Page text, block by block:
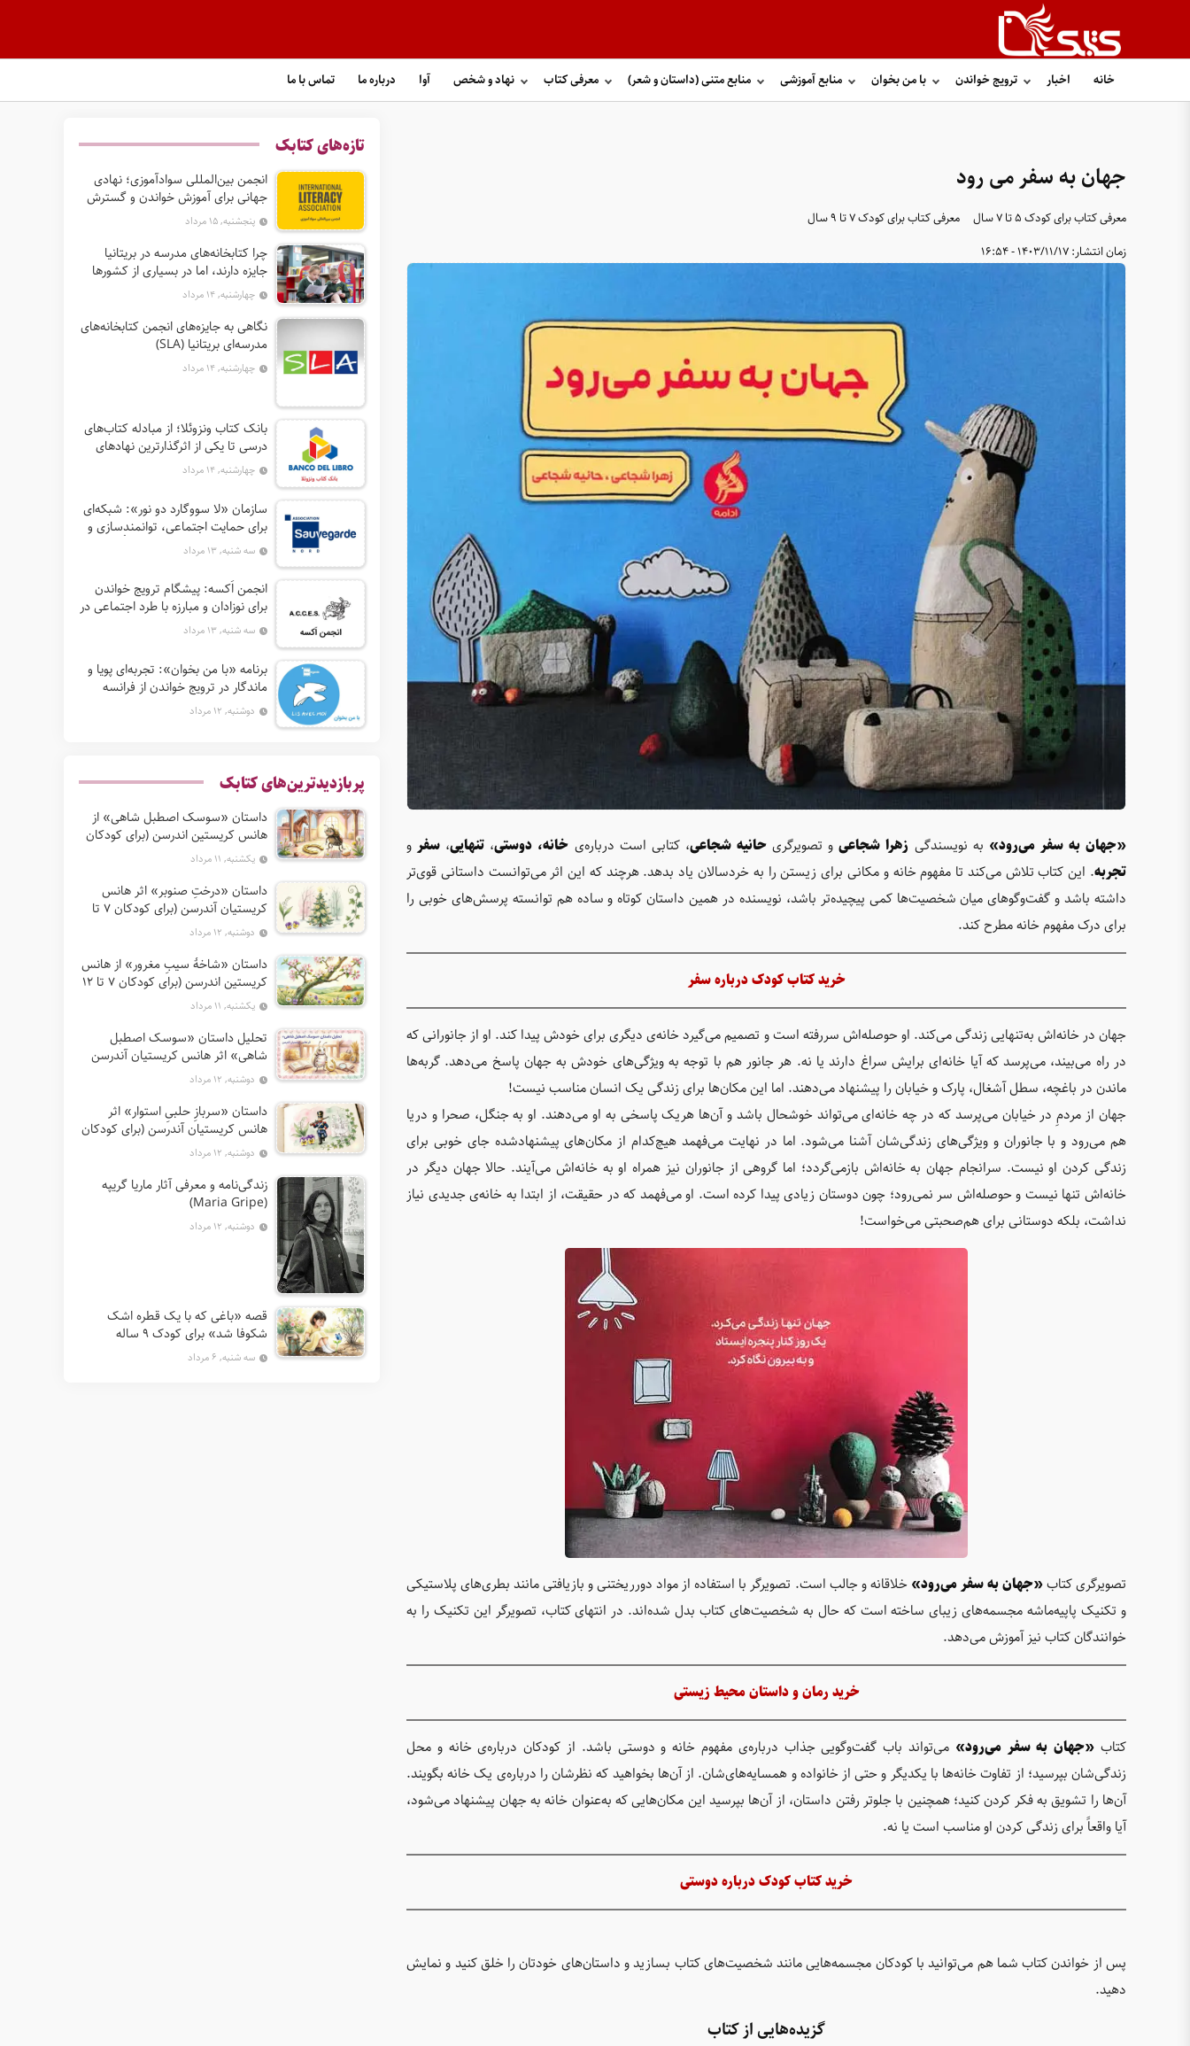
خانه اخبار ترویج خواندن با من بخوان منابع آموزشی منابع متنی (داستان و شعر) معرفی کتاب نهاد و شخص آوا درباره ما تماس با ما
جهان به سفر می رود
معرفی کتاب برای کودک ۵ تا ۷ سال
معرفی کتاب برای کودک ۷ تا ۹ سال
زمان انتشار:1403/11/17 - 16:54
«جهان به سفر می‌رود» به نویسندگی زهرا شجاعیو تصویرگریحانیه شجاعی، کتابی است درباره‌ی خانه، دوستی، تنهایی، سفرو
تجربه. این کتاب تلاش می‌کند تا مفهوم خانه و مکانی برای زیستن را به خردسالان یاد بدهد. هرچند که این اثر می‌توانست داستانی قوی‌تر
داشته باشد و گفت‌وگوهای میان شخصیت‌ها کمی پیچیده‌تر باشد، نویسنده در همین داستان کوتاه و ساده هم توانسته پرسش‌های خوبی را
برای درک مفهوم خانه مطرح کند.
خرید کتاب کودک درباره سفر
جهان در خانه‌اش به‌تنهایی زندگی می‌کند. او حوصله‌اش سررفته است و تصمیم می‌گیرد خانه‌ی دیگری برای خودش پیدا کند. او از جانورانی که
در راه می‌بیند، می‌پرسد که آیا خانه‌ای برایش سراغ دارند یا نه. هر جانور هم با توجه به ویژگی‌های خودش به جهان پاسخ می‌دهد. گربه‌ها
ماندن در باغچه، سطل آشغال، پارک و خیابان را پیشنهاد می‌دهند. اما این مکان‌ها برای زندگی یک انسان مناسب نیست!
جهان از مردمِ در خیابان می‌پرسد که در چه خانه‌ای می‌تواند خوشحال باشد و آن‌ها هریک پاسخی به او می‌دهند. او به جنگل، صحرا و دریا
هم می‌رود و با جانوران و ویژگی‌های زندگی‌شان آشنا می‌شود. اما در نهایت می‌فهمد هیچ‌کدام از مکان‌های پیشنهادشده جای خوبی برای
زندگی کردن او نیست. سرانجام جهان به خانه‌اش بازمی‌گردد؛ اما گروهی از جانوران نیز همراه او به خانه‌اش می‌آیند. حالا جهان دیگر در
خانه‌اش تنها نیست و حوصله‌اش سر نمی‌رود؛ چون دوستان زیادی پیدا کرده است. او می‌فهمد که در حقیقت، از ابتدا به خانه‌ی جدیدی نیاز
نداشت، بلکه دوستانی برای هم‌صحبتی می‌خواست!
تصویرگری کتاب«جهان به سفر می‌رود»خلاقانه و جالب است. تصویرگر با استفاده از مواد دورریختنی و بازیافتی مانند بطری‌های پلاستیکی
و تکنیک پاپیه‌ماشه مجسمه‌های زیبای ساخته است که حال به شخصیت‌های کتاب بدل شده‌اند. در انتهای کتاب، تصویرگر این تکنیک را به
خوانندگان کتاب نیز آموزش می‌دهد.
خرید رمان و داستان محیط زیستی
کتاب «جهان به سفر می‌رود» می‌تواند باب گفت‌‌وگویی جذاب درباره‌ی مفهوم خانه و دوستی باشد. از کودکان درباره‌ی خانه و محل
زندگی‌شان بپرسید؛ از تفاوت خانه‌ها با یکدیگر و حتی از خانواده و همسایه‌های‌شان. از آن‌ها بخواهید که نظرشان را درباره‌ی یک خانه بگویند.
آن‌ها را تشویق به فکر کردن کنید؛ همچنین با جلوتر رفتن داستان، از آن‌ها بپرسید این مکان‌هایی که به‌عنوان خانه به جهان پیشنهاد می‌شود،
آیا واقعاً برای زندگی کردن او مناسب است یا نه.
خرید کتاب کودک درباره دوستی
پس از خواندن کتاب شما هم می‌توانید با کودکان مجسمه‌هایی مانند شخصیت‌های کتاب بسازید و داستان‌های خودتان را خلق کنید و نمایش
دهید.
گزیده‌هایی از کتاب
تازه‌های کتابک
انجمن بین‌المللی سوادآموزی؛ نهادی
جهانی برای آموزش خواندن و گسترش
حق سواد
پنجشنبه, ۱۵ مرداد
چرا کتابخانه‌های مدرسه در بریتانیا
جایزه دارند، اما در بسیاری از کشورها
نه؟چهارشنبه, ۱۴ مرداد
نگاهی به جایزه‌های انجمن کتابخانه‌های
مدرسه‌ای بریتانیا (SLA)
چهارشنبه, ۱۴ مرداد
بانک کتاب ونزوئلا؛ از مبادله کتاب‌های
درسی تا یکی از اثرگذارترین نهادهای
ترویج خواندن در آمریکای لاتین
چهارشنبه, ۱۴ مرداد
سازمان «لا سووگارد دو نور»: شبکه‌ای
برای حمایت اجتماعی، توانمندسازی و
ترویج فرهنگ (آ. د. اِن. اِس. اُ. آ سابق)
سه شنبه, ۱۳ مرداد
انجمن اَکسه: پیشگام ترویج خواندن
برای نوزادان و مبارزه با طرد اجتماعی در
فرانسه
سه شنبه, ۱۳ مرداد
برنامه «با من بخوان»: تجربه‌ای پویا و
ماندگار در ترویج خواندن از فرانسه
دوشنبه, ۱۲ مرداد
پربازدیدترین‌های کتابک
داستان «سوسک اصطبل شاهی» از
هانس کریستین اندرسن (برای کودکان
7 تا 12 سال) یکشنبه, ۱۱ مرداد
داستان «درختِ صنوبر» اثر هانس
کریستیان آندرسن (برای کودکان 7 تا
12 سال) دوشنبه, ۱۲ مرداد
داستان «شاخهٔ سیبِ مغرور» از هانس
کریستین اندرسن (برای کودکان 7 تا 12
سال)یکشنبه, ۱۱ مرداد
تحلیل داستان «سوسک اصطبل
شاهی» اثر هانس کریستیان آندرسن
دوشنبه, ۱۲ مرداد
داستان «سربازِ حلبیِ استوار» اثر
هانس کریستیان آندرسن (برای کودکان
7 تا 12 سال) دوشنبه, ۱۲ مرداد
زندگی‌نامه و معرفی آثار ماریا گریپه
(Maria Gripe)
دوشنبه, ۱۲ مرداد
قصه «باغی که با یک قطره اشک
شکوفا شد» برای کودک ۹ ساله
سه شنبه, ۶ مرداد